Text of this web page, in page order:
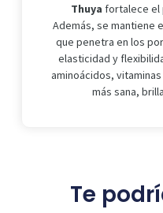
Thuya fortalece el
Además, se mantiene
que penetra en los
elasticidad y
aminoácidos,
más sana,
Te